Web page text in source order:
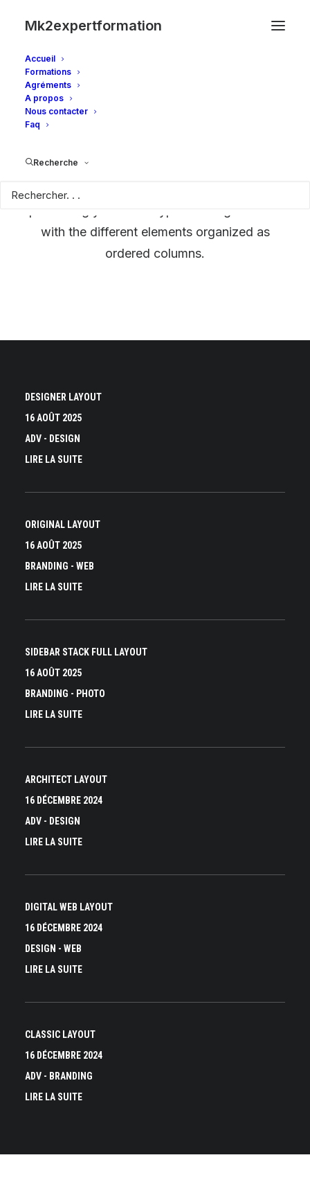
Mk2expertformation
Accueil
Formations
Agréments
A propos
Nous contacter
Faq
Recherche
The Table layout is a minimalist approach to
with the different elements organized as
ordered columns.
DESIGNER LAYOUT
16 AOÛT 2025
ADV - DESIGN
LIRE LA SUITE
ORIGINAL LAYOUT
16 AOÛT 2025
BRANDING - WEB
LIRE LA SUITE
SIDEBAR STACK FULL LAYOUT
16 AOÛT 2025
BRANDING - PHOTO
LIRE LA SUITE
ARCHITECT LAYOUT
16 DÉCEMBRE 2024
ADV - DESIGN
LIRE LA SUITE
DIGITAL WEB LAYOUT
16 DÉCEMBRE 2024
DESIGN - WEB
LIRE LA SUITE
CLASSIC LAYOUT
16 DÉCEMBRE 2024
ADV - BRANDING
LIRE LA SUITE